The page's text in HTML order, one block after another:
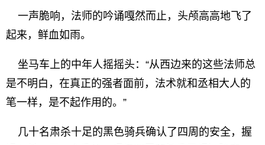
一声脆响，法师的吟诵嘎然而止，头颅高高地飞了
起来，鲜血如雨。
坐马车上的中年人摇摇头：“从西边来的这些法师总
是不明白，在真正的强者面前，法术就和丞相大人的
笔一样，是不起作用的。”
几十名肃杀十足的黑色骑兵确认了四周的安全，握